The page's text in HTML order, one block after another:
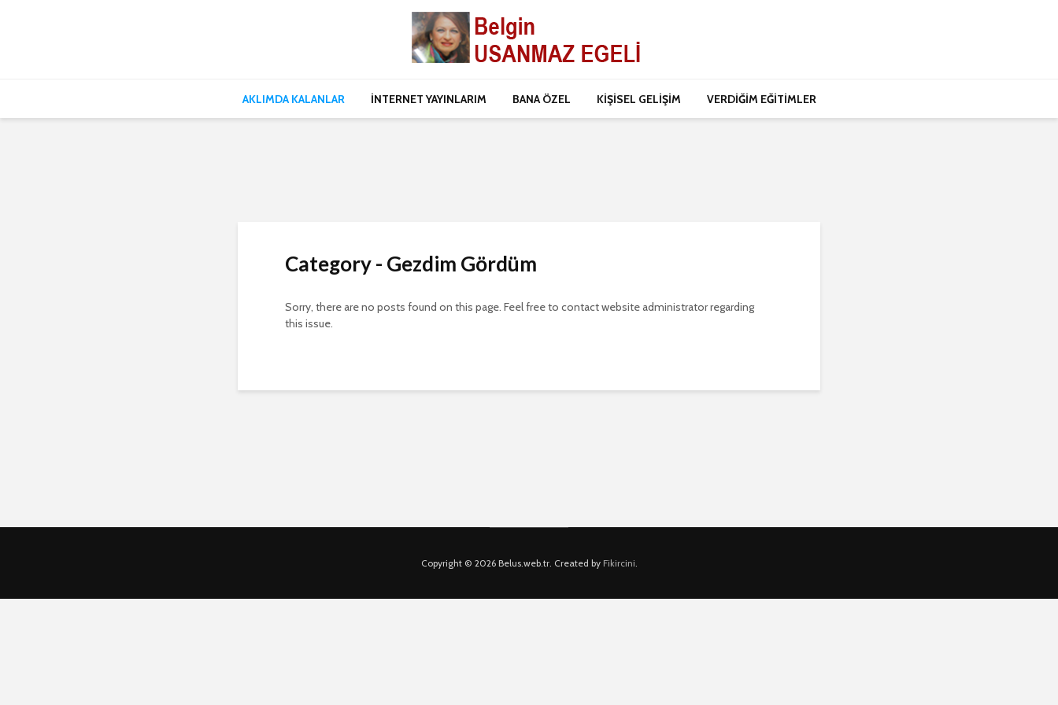
AKLIMDA KALANLAR İNTERNET YAYINLARIM BANA ÖZEL KİŞİSEL GELİŞİM VERDİĞİM EĞİTİMLER
Category - Gezdim Gördüm
Sorry, there are no posts found on this page. Feel free to contact website administrator regarding
this issue.
Copyright © 2026 Belus.web.tr. Created by Fikircini